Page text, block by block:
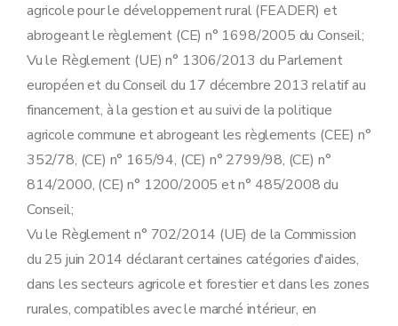
agricole pour le développement rural (FEADER) et
abrogeant le règlement (CE) n° 1698/2005 du Conseil;
Vu le Règlement (UE) n° 1306/2013 du Parlement
européen et du Conseil du 17 décembre 2013 relatif au
financement, à la gestion et au suivi de la politique
agricole commune et abrogeant les règlements (CEE) n°
352/78, (CE) n° 165/94, (CE) n° 2799/98, (CE) n°
814/2000, (CE) n° 1200/2005 et n° 485/2008 du
Conseil;
Vu le Règlement n° 702/2014 (UE) de la Commission
du 25 juin 2014 déclarant certaines catégories d'aides,
dans les secteurs agricole et forestier et dans les zones
rurales, compatibles avec le marché intérieur, en